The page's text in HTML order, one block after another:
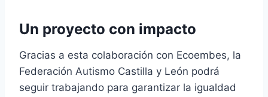
Un proyecto con impacto
Gracias a esta colaboración con Ecoembes, la
Federación Autismo Castilla y León podrá
seguir trabajando para garantizar la igualdad